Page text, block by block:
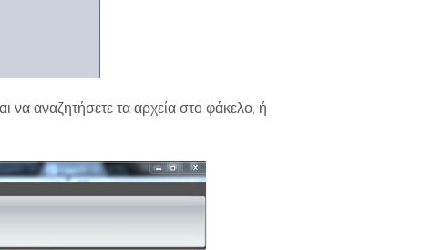
να αναζητήσετε τα αρχεία στο φάκελο, ή